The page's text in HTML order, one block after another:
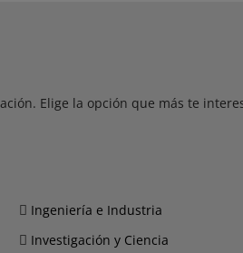
Elige la opción que más te
Ingeniería e Industria
Investigación y Ciencia